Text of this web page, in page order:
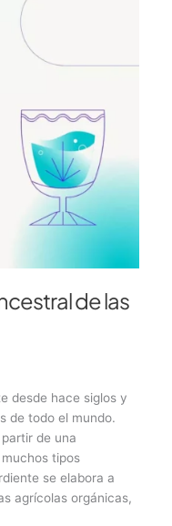
de las
desde hace siglos y
de todo el mundo.
de una
tipos
se elabora a
agrícolas orgánicas,